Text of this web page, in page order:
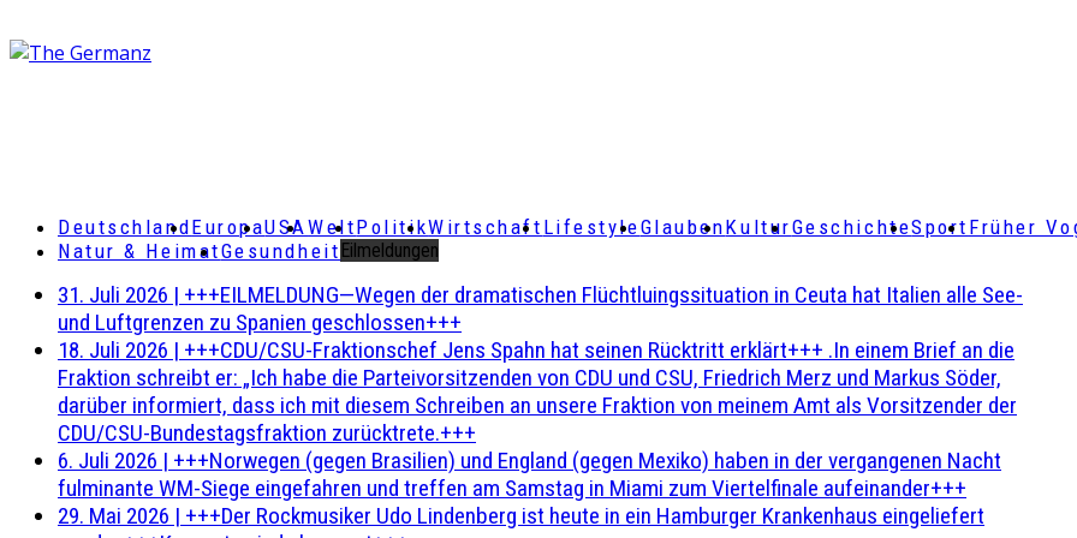
DeutschlandEuropaUSAWeltPolitikWirtschaft LifestyleGlaubenKulturGeschichteSport Früher
Natur & HeimatGesundheit Eilmeldungen
31. Juli 2026 | +++EILMELDUNG—Wegen der dramatischen Flüchtluingssituation in Ceuta hat Italien alle See-
und Luftgrenzen zu Spanien geschlossen+++
18. Juli 2026 | +++CDU/CSU-Fraktionschef Jens Spahn hat seinen Rücktritt erklärt+++ .In einem Brief an die
Fraktion schreibt er: „Ich habe die Parteivorsitzenden von CDU und CSU, Friedrich Merz und Markus Söder,
darüber informiert, dass ich mit diesem Schreiben an unsere Fraktion von meinem Amt als Vorsitzender der
CDU/CSU-Bundestagsfraktion zurücktrete.+++
6. Juli 2026 | +++Norwegen (gegen Brasilien) und England (gegen Mexiko) haben in der vergangenen Nacht
fulminante WM-Siege eingefahren und treffen am Samstag in Miami zum Viertelfinale aufeinander+++
29. Mai 2026 | +++Der Rockmusiker Udo Lindenberg ist heute in ein Hamburger Krankenhaus eingeliefert